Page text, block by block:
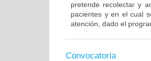
pretende recolectar y
pacientes y en el cual
atención, dado el
Convocatoria